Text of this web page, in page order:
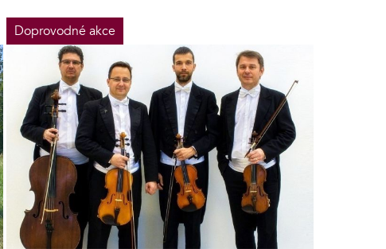
Doprovodné akce